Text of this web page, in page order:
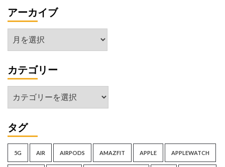
み
た
アーカイブ
ア
ー
イ
ブ
カテゴリー
テ
リ
ー
タグ
5G AIR AIRPODS AMAZFIT APPLE APPLEWATCH